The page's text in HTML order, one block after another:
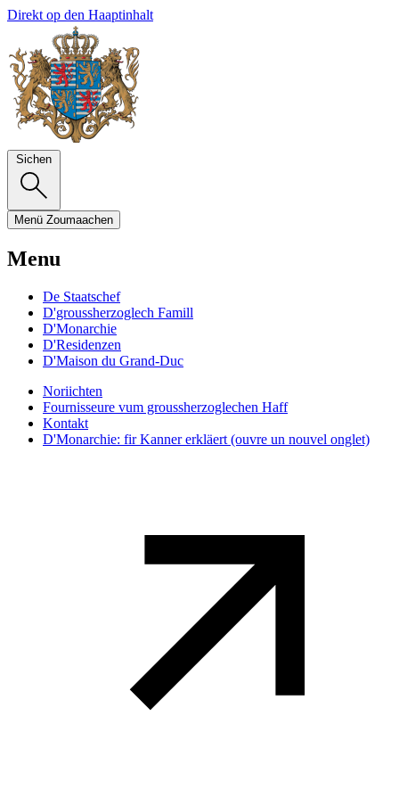
Direkt op den Haaptinhalt
Sichen
Menü Zoumaachen
Menu
De Staatschef
D'groussherzoglech Famill
D'Monarchie
D'Residenzen
D'Maison du Grand-Duc
Noriichten
Fournisseure vum groussherzoglechen Haff
Kontakt
D'Monarchie: fir Kanner erkläert (ouvre un nouvel onglet)